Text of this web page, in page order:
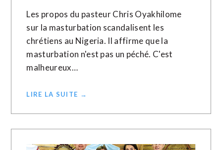
Les propos du pasteur Chris Oyakhilome
sur la masturbation scandalisent les
chrétiens au Nigeria. Il affirme que la
masturbation n'est pas un péché. C'est
malheureux…
LIRE LA SUITE →